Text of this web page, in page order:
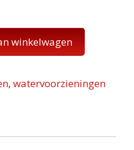
winkelwagen
, watervoorzieningen